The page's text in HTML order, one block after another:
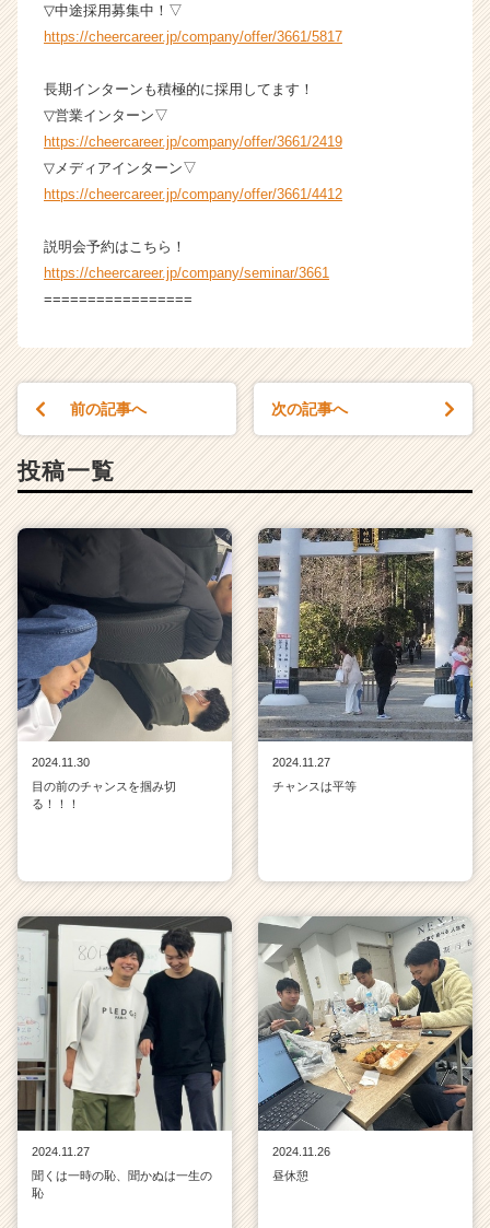
▽中途採用募集中！▽
https://cheercareer.jp/company/offer/3661/5817
長期インターンも積極的に採用してます！
▽営業インターン▽
https://cheercareer.jp/company/offer/3661/2419
▽メディアインターン▽
https://cheercareer.jp/company/offer/3661/4412
説明会予約はこちら！
https://cheercareer.jp/company/seminar/3661
=================
前の記事へ 次の記事へ
投稿一覧
2024.11.30
目の前のチャンスを掴み切
る！！！
2024.11.27
チャンスは平等
2024.11.27
聞くは一時の恥、聞かぬは一生の
恥
2024.11.26
昼休憩